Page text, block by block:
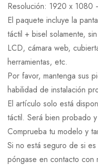
Resolución: 1920 x 1080
El paquete incluye la
táctil + bisel solamente,
LCD, cámara web,
herramientas, etc.
Por favor, mantenga sus
habilidad de instalación
El artículo solo está
táctil. Será bien probado
Comprueba tu modelo y
Si no está seguro de si
póngase en contacto con